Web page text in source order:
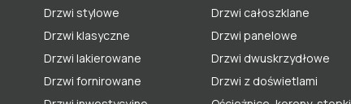
Drzwi stylowe
Drzwi klasyczne
Drzwi lakierowane
Drzwi fornirowane
Drzwi całoszklane
Drzwi panelowe
Drzwi dwuskrzydłowe
Drzwi z doświetlami